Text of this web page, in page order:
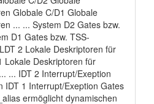
Globale C/D1 Globale
... ... System D2 Gates bzw.
D1 Gates bzw. TSS-
2 Lokale Deskriptoren für
Lokale Deskriptoren für
... IDT 2 Interrupt/Exeption
IDT 1 Interrupt/Exeption Gates
ermöglicht dynamischen